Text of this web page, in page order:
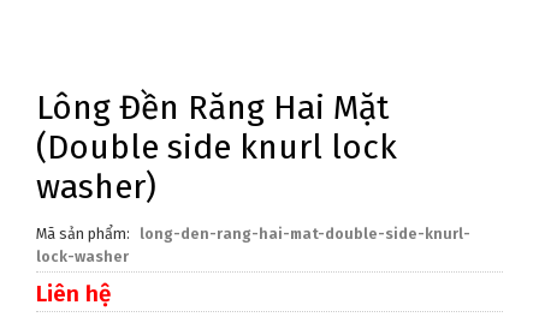
Lông Đền Răng Hai Mặt
(Double side knurl lock
washer)
Mã sản phẩm
long-den-rang-hai-mat-double-side-knurl-
lock-washer
Liên hệ